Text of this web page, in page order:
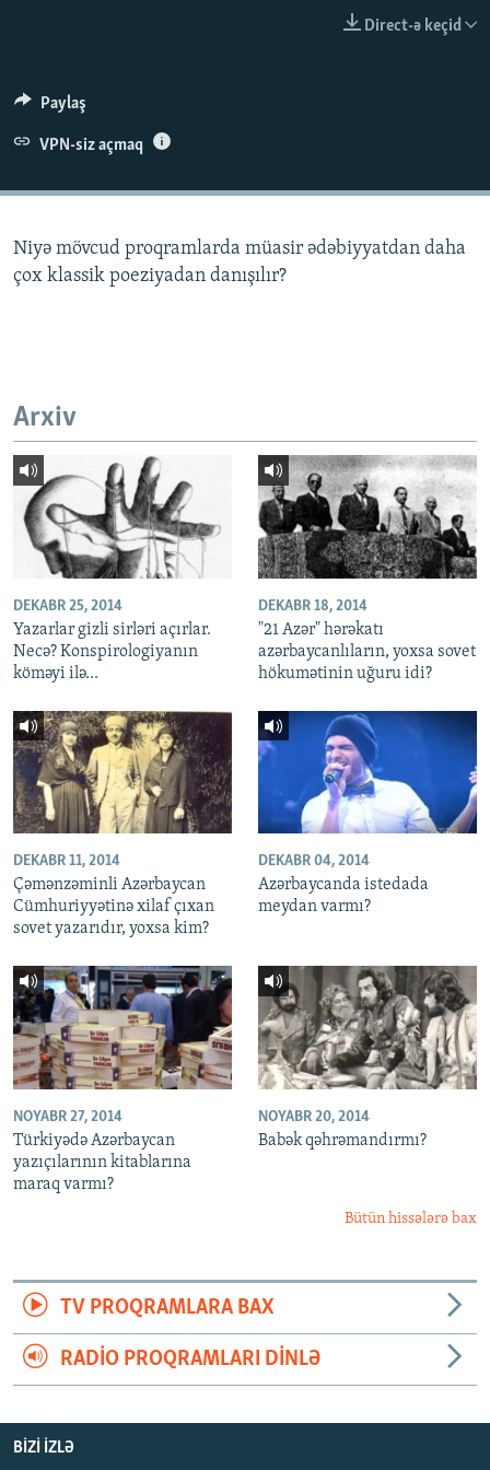
İZ - MƏDƏNIYYƏT PROQRAMI
MATERIALLARIMIZDAN ISTIFADƏ
AZADLIQRADIOSU MOBIL TELEFONUNUZDA
RFE/RL-in bütün saytları
Direct-ə keçid
Paylaş
VPN-siz açmaq
Niyə mövcud proqramlarda müasir ədəbiyyatdan daha
çox klassik poeziyadan danışılır?
Arxiv
DEKABR 25, 2014
Yazarlar gizli sirləri açırlar.
Necə? Konspirologiyanın
köməyi ilə...
DEKABR 18, 2014
"21 Azər" hərəkatı
azərbaycanlıların, yoxsa sovet
hökumətinin uğuru idi?
DEKABR 11, 2014
Çəmənzəminli Azərbaycan
Cümhuriyyətinə xilaf çıxan
sovet yazarıdır, yoxsa kim?
DEKABR 04, 2014
Azərbaycanda istedada
meydan varmı?
NOYABR 27, 2014
Türkiyədə Azərbaycan
yazıçılarının kitablarına
maraq varmı?
NOYABR 20, 2014
Babək qəhrəmandırmı?
Bütün hissələrə bax
TV PROQRAMLARA BAX
RADIO PROQRAMLARI DINLƏ
BIZI IZLƏ